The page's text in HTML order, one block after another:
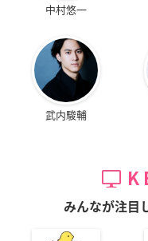
中村悠一
武内駿輔
みんなが注目